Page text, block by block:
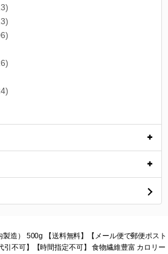
製造） 500g 【送料無料】【メール便で郵便ポスト
引不可】【時間指定不可】 食物繊維豊富 カロリー